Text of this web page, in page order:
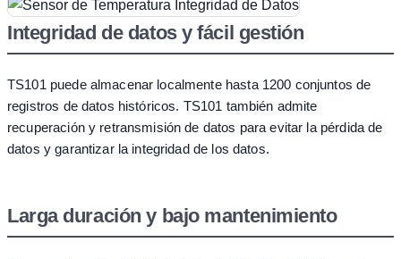
Integridad de datos y fácil gestión
TS101 puede almacenar localmente hasta 1200 conjuntos de
registros de datos históricos. TS101 también admite
recuperación y retransmisión de datos para evitar la pérdida de
datos y garantizar la integridad de los datos.
Larga duración y bajo mantenimiento